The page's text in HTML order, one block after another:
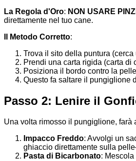
La Regola d'Oro: NON USARE
direttamente nel tuo cane.
Il Metodo Corretto:
Trova il sito della puntura
Prendi una carta rigida (carta di
Posiziona il bordo contro la
Questo fa saltare il pungiglione
Passo 2: Lenire il
Una volta rimosso il pungiglione, farà
Impacco Freddo: Avvolgi un
ghiaccio direttamente sulla
Pasta di Bicarbonato: